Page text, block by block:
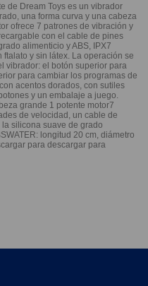
de Dream Toys es un vibrador
una forma curva y una cabeza
ofrece 7 patrones de vibración y
con el cable de pines
alimenticio y ABS, IPX7
y sin látex. La operación se
vibrador: el botón superior para
para cambiar los programas de
acentos dorados, con sutiles
y un embalaje a juego.
grande 1 potente motor7
de velocidad, un cable de
silicona suave de grado
longitud 20 cm, diámetro
para descargar para